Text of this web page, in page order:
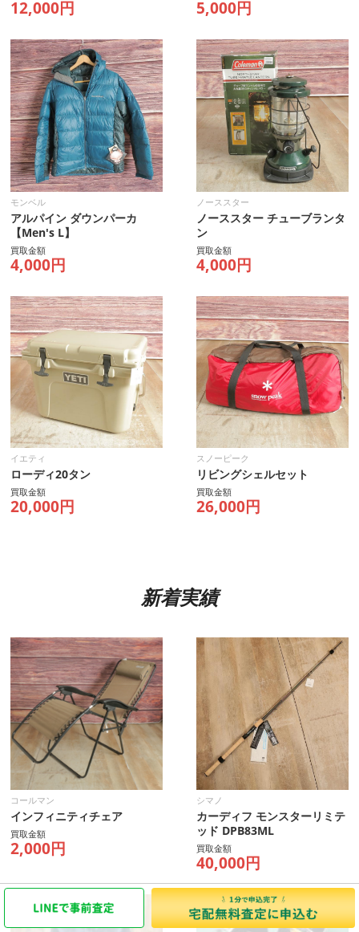
12,000円 5,000円
モンベル
アルパイン ダウンパーカ
【Men's L】
買取金額
4,000円
ノーススター
ノーススター チューブランタ
ン
買取金額
4,000円
イエティ
ローディ20タン
買取金額
20,000円
スノーピーク
リビングシェルセット
買取金額
26,000円
新着実績
コールマン
インフィニティチェア
買取金額
2,000円
シマノ
カーディフ モンスターリミテ
ッド DPB83ML
買取金額
40,000円